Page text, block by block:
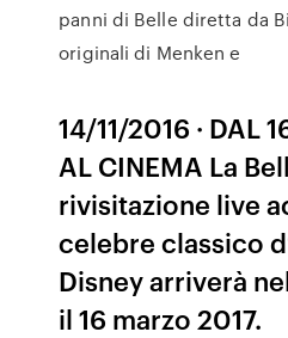
panni di Belle diretta da
originali di Menken e
14/11/2016 · DAL
AL CINEMA La
rivisitazione live
celebre classico
Disney arriverà
il 16 marzo 2017.